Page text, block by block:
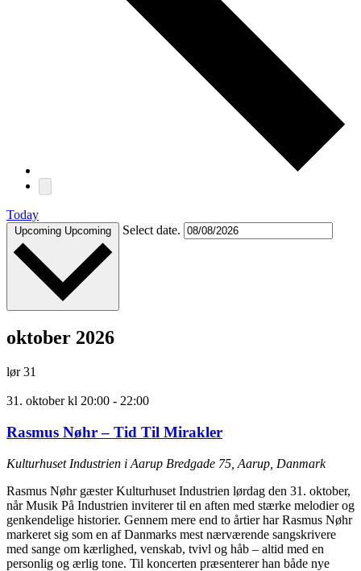
Today
Upcoming Upcoming Select date.
oktober 2026
lør31
31. oktober kl 20:00 - 22:00
Rasmus Nøhr – Tid Til Mirakler
Kulturhuset Industrien i Aarup Bredgade 75, Aarup, Danmark
Rasmus Nøhr gæster Kulturhuset Industrien lørdag den 31. oktober,
når Musik På Industrien inviterer til en aften med stærke melodier og
genkendelige historier. Gennem mere end to årtier har Rasmus Nøhr
markeret sig som en af Danmarks mest nærværende sangskrivere
med sange om kærlighed, venskab, tvivl og håb – altid med en
personlig og ærlig tone. Til koncerten præsenterer han både nye